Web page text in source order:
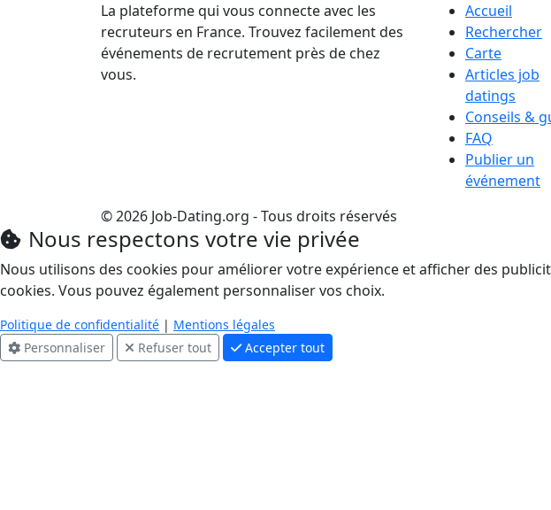
La plateforme qui vous connecte avec les
recruteurs en France. Trouvez facilement des
événements de recrutement près de chez
vous.
Accueil
Rechercher
Carte
Articles job
datings
Conseils &
FAQ
Publier un
événement
© 2026 Job-Dating.org - Tous droits réservés
Nous respectons votre vie privée
Nous utilisons des cookies pour améliorer votre expérience et afficher des
cookies. Vous pouvez également personnaliser vos choix.
Politique de confidentialité | Mentions légales
Personnaliser
Refuser tout Accepter tout